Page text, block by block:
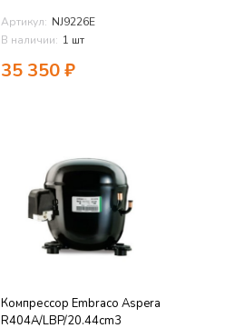
Артикул: NJ9226E
В наличии: 1 шт
35 350₽
Компрессор Embraco Aspera
R404A/LBP/20.44cm3